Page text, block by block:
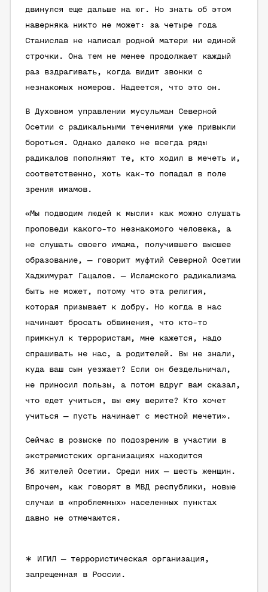
двинулся еще дальше на юг. Но знать об этом
наверняка никто не может: за четыре года
Станислав не написал родной матери ни единой
строчки. Она тем не менее продолжает каждый
раз вздрагивать, когда видит звонки с
незнакомых номеров. Надеется, что это он.
В Духовном управлении мусульман Северной
Осетии с радикальными течениями уже привыкли
бороться. Однако далеко не всегда ряды
радикалов пополняют те, кто ходил в мечеть и,
соответственно, хоть как-то попадал в поле
зрения имамов.
«Мы подводим людей к мысли: как можно слушать
проповеди какого-то незнакомого человека, а
не слушать своего имама, получившего высшее
образование, — говорит муфтий Северной Осетии
Хаджимурат Гацалов. — Исламского радикализма
быть не может, потому что эта религия,
которая призывает к добру. Но когда в нас
начинают бросать обвинения, что кто-то
примкнул к террористам, мне кажется, надо
спрашивать не нас, а родителей. Вы не знали,
куда ваш сын уезжает? Если он бездельничал,
не приносил пользы, а потом вдруг вам сказал,
что едет учиться, вы ему верите? Кто хочет
учиться — пусть начинает с местной мечети».
Сейчас в розыске по подозрению в участии в
экстремистских организациях находится
36 жителей Осетии. Среди них — шесть женщин.
Впрочем, как говорят в МВД республики, новые
случаи в «проблемных» населенных пунктах
давно не отмечаются.
∗ ИГИЛ — террористическая организация,
запрещенная в России.